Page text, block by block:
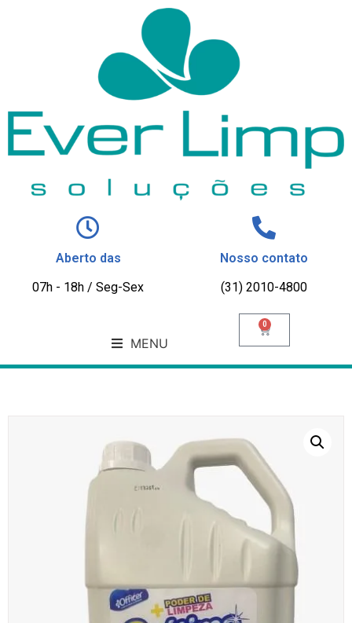
Aberto das
07h - 18h / Seg-Sex
Nosso contato
(31) 2010-4800
MENU
0